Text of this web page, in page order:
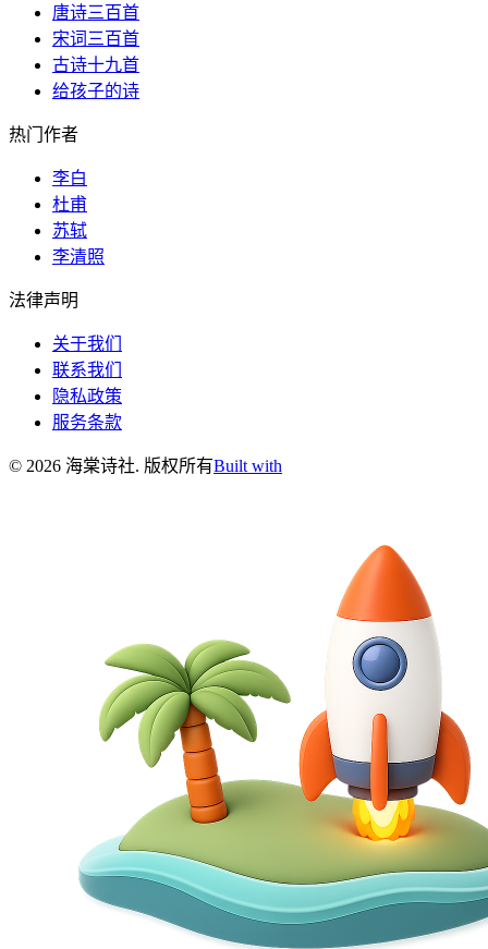
唐诗三百首
宋词三百首
古诗十九首
给孩子的诗
热门作者
李白
杜甫
苏轼
李清照
法律声明
关于我们
联系我们
隐私政策
服务条款
© 2026 海棠诗社. 版权所有Built with